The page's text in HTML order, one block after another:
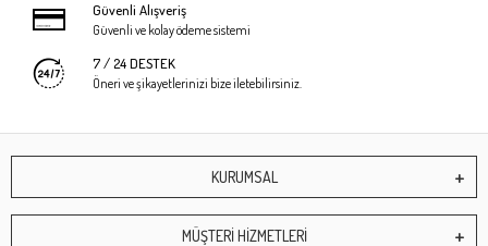
Güvenli Alışveriş
Güvenli ve kolay ödeme sistemi
7 / 24 DESTEK
Öneri ve şikayetlerinizi bize iletebilirsiniz.
KURUMSAL
MÜŞTERİ HİZMETLERİ